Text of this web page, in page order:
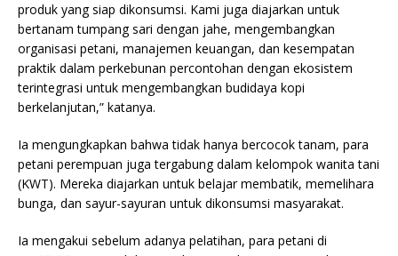
produk yang siap dikonsumsi. Kami juga diajarkan untuk
bertanam tumpang sari dengan jahe, mengembangkan
organisasi petani, manajemen keuangan, dan kesempatan
praktik dalam perkebunan percontohan dengan ekosistem
terintegrasi untuk mengembangkan budidaya kopi
berkelanjutan,” katanya.
Ia mengungkapkan bahwa tidak hanya bercocok tanam, para
petani perempuan juga tergabung dalam kelompok wanita tani
(KWT). Mereka diajarkan untuk belajar membatik, memelihara
bunga, dan sayur-sayuran untuk dikonsumsi masyarakat.
Ia mengakui sebelum adanya pelatihan, para petani di